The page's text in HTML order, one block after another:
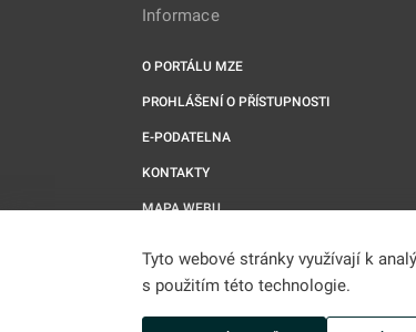
Informace
O PORTÁLU MZE
PROHLÁŠENÍ O PŘÍSTUPNOSTI
E-PODATELNA
KONTAKTY
MAPA WEBU
UPRAVIT COOKIES
Tyto webové stránky využívají k
s použitím této technologie.